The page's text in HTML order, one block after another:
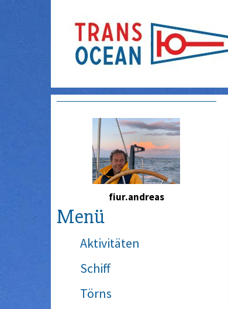
fiur.andreas
Menü
Aktivitäten
Schiff
Törns